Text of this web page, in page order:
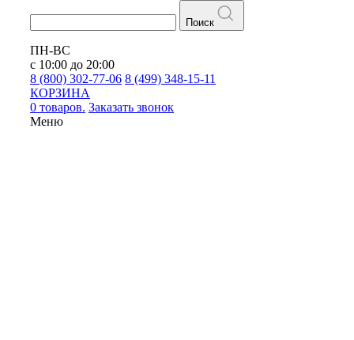
Поиск
ПН-ВС
с 10:00 до 20:00
8 (800) 302-77-06 8 (499) 348-15-11
КОРЗИНА
0 товаров. Заказать звонок
Меню